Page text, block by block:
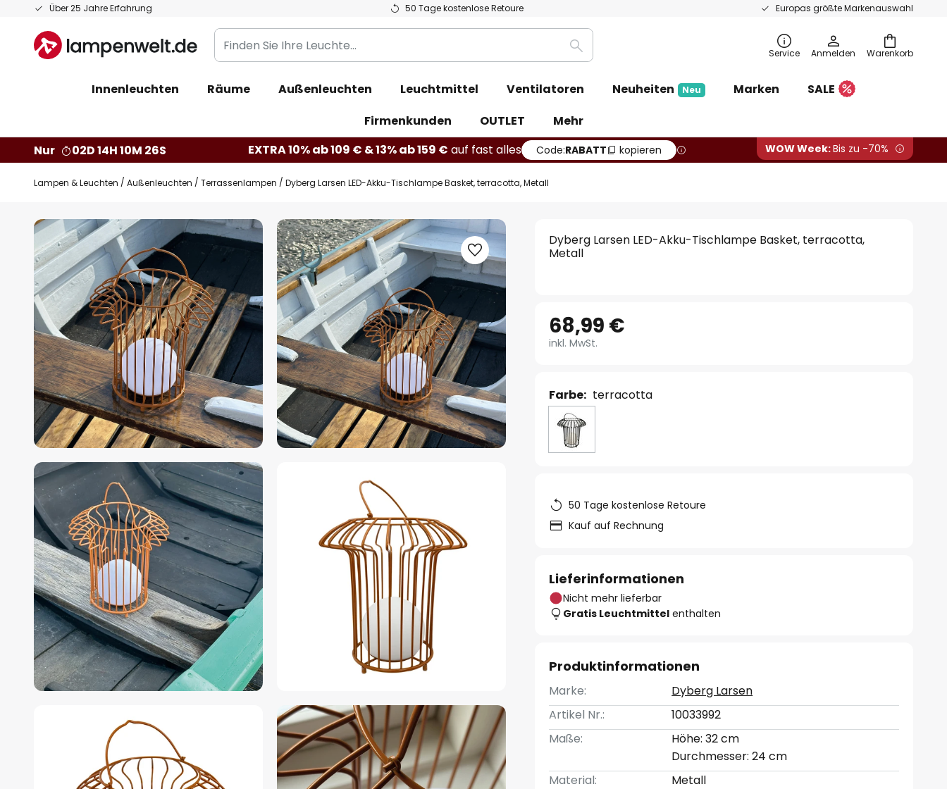
Über 25 Jahre Erfahrung 50 Tage kostenlose Retoure Europas größte Markenauswahl
Zum
springen
Warenkorb
Finden
Sie
Leuchte...
Suche Service Anmelden
Innenleuchten Räume Außenleuchten Leuchtmittel Ventilatoren Neuheiten Neu Marken
SALE
Firmenkunden
OUTLET
Mehr
Nur
02D 14H 10M 25S EXTRA 10% ab 109 € & 13% ab 159 € auf fast alles Code:RABATT kopieren WOW Week:Bis zu -70%
Lampen & Leuchten Außenleuchten Terrassenlampen Dyberg Larsen LED-Akku-Tischlampe Basket, terracotta, Metall
Zum
Ende
der
Bildgalerie
springen
Dyberg Larsen LED-Akku-Tischlampe Basket, terracotta,
Metall
68,99 €
inkl. MwSt.
Farbe: terracotta
50 Tage kostenlose Retoure
Kauf auf Rechnung
Lieferinformationen
Nicht mehr lieferbar
Gratis Leuchtmittel enthalten
Produktinformationen
Marke:
Dyberg Larsen
Artikel Nr.:
10033992
Maße:
Höhe: 32 cm
Durchmesser: 24 cm
Material:
Metall